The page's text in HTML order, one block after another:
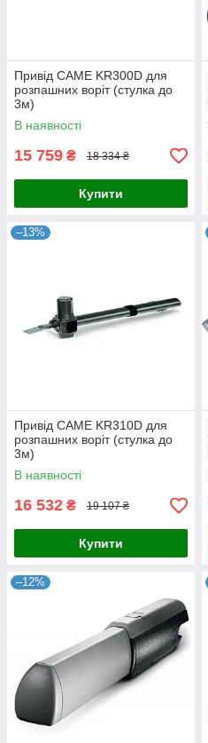
Привід CAME KR300D для
розпашних воріт (стулка до
3м)
В наявності
15 759 ₴ 18 334 ₴
Купити
–13%
Привід CAME KR310D для
розпашних воріт (стулка до
3м)
В наявності
16 532 ₴ 19 107 ₴
Купити
–12%